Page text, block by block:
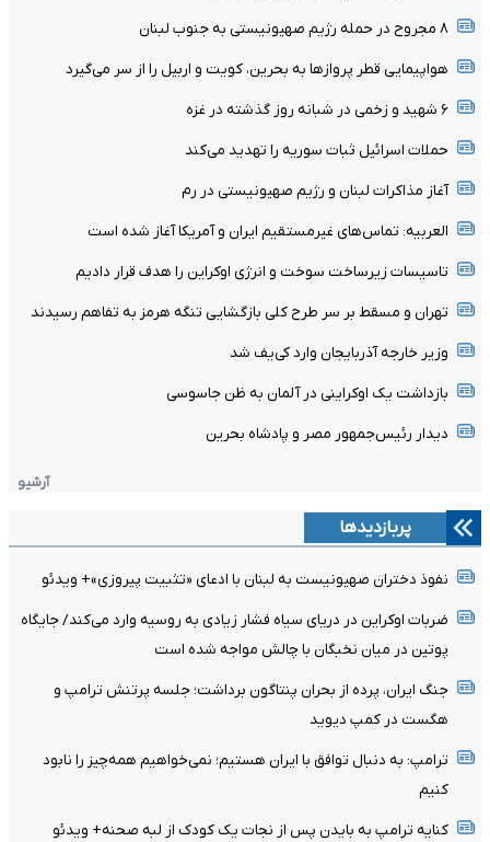
۸ مجروح در حمله رژیم صهیونیستی به جنوب لبنان
هواپیمایی قطر پروازها به بحرین، کویت و اربیل را از سر می‌گیرد
۶ شهید و زخمی در شبانه روز گذشته در غزه
حملات اسرائیل ثبات سوریه را تهدید می‌کند
آغاز مذاکرات لبنان و رژیم صهیونیستی در رم
العربیه: تماس‌های غیرمستقیم ایران و آمریکا آغاز شده است
تاسیسات زیرساخت سوخت و انرژی اوکراین را هدف قرار دادیم
تهران و مسقط بر سر طرح کلی بازگشایی تنگه هرمز به تفاهم رسیدند
وزیر خارجه آذربایجان وارد کی‌یف شد
بازداشت یک اوکراینی در آلمان به ظن جاسوسی
دیدار رئیس‌جمهور مصر و پادشاه بحرین
آرشیو
پربازدیدها
نفوذ دختران صهیونیست به لبنان با ادعای «تثبیت پیروزی»+ ویدئو
ضربات اوکراین در دریای سیاه فشار زیادی به روسیه وارد می‌کند/ جایگاه
پوتین در میان نخبگان با چالش مواجه شده است
جنگ ایران، پرده از بحران پنتاگون برداشت؛ جلسه پرتنش ترامپ و
هگست در کمپ دیوید
ترامپ: به دنبال توافق با ایران هستیم؛ نمی‌خواهیم همه‌چیز را نابود
کنیم
کنایه ترامپ به بایدن پس از نجات یک کودک از لبه صحنه+ ویدئو